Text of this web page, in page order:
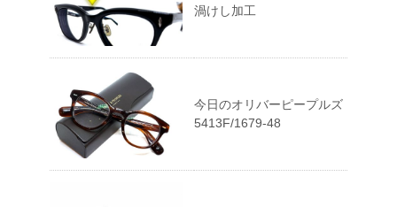
渦けし加工
今日のオリバーピープルズ
5413F/1679-48